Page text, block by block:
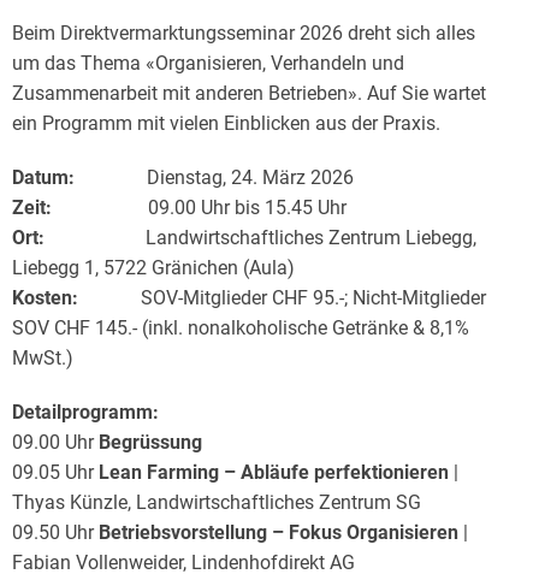
Beim Direktvermarktungsseminar 2026 dreht sich alles
um das Thema «Organisieren, Verhandeln und
Zusammenarbeit mit anderen Betrieben». Auf Sie wartet
ein Programm mit vielen Einblicken aus der Praxis.
Datum:
Dienstag, 24. März 2026
Zeit:
09.00 Uhr bis 15.45 Uhr
Ort: Landwirtschaftliches Zentrum Liebegg,
Liebegg 1, 5722 Gränichen (Aula)
Kosten: SOV-Mitglieder CHF 95.-; Nicht-Mitglieder
SOV CHF 145.- (inkl. nonalkoholische Getränke & 8,1%
MwSt.)
Detailprogramm:
09.00 Uhr Begrüssung
09.05 Uhr Lean Farming – Abläufe perfektionieren
Thyas Künzle, Landwirtschaftliches Zentrum SG
09.50 Uhr Betriebsvorstellung – Fokus Organisieren
Fabian Vollenweider, Lindenhofdirekt AG